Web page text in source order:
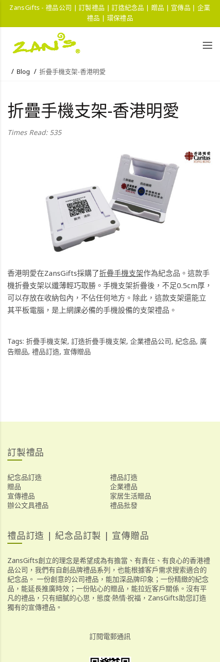
ZansGifts - 禮品公司 | 訂製禮品 | 訂造紀念品 | 贈品 | 宣傳品 | 企業
禮品 | 環保禮品
Blog 折疊手機支架-香港明愛
折疊手機支架-香港明愛
Times Read: 535
香港明愛在ZansGifts採購了折疊手機支架作為紀念品。這款手
機折疊支架以纖薄輕巧取勝。手機支架折疊後，不足0.5cm厚，
可以存放在收納包內，不佔任何地方。除此，這款支架還能立
其平板電腦，是上網課必備的手機設備的支架禮品。
Tags: 折疊手機支架, 訂造折疊手機支架, 企業禮品公司, 紀念品, 廣
告贈品, 禮品訂造, 宣傳贈品
訂製禮品
紀念品訂造
禮品訂造
贈品
企業禮品
宣傳禮品
家居生活贈品
辦公文具禮品
禮品批發
禮品訂造 | 紀念品訂製 | 宣傳贈品
ZansGifts創立的理念是希望成為有擔當、有責任、有良心的香港禮
品公司，我們有自創品牌禮品系列，也能根據客戶需求搜索適合的
紀念品。 一份創意的公司禮品，能加深品牌印象；一份精緻的紀念
品，能延長推廣時效；一份貼心的贈品，能拉近客戶關係。沒有平
凡的禮品，只有細膩的心思，態度·熱情·祝福，ZansGifts助您訂造
獨有的宣傳禮品。
訂閱電郵通訊